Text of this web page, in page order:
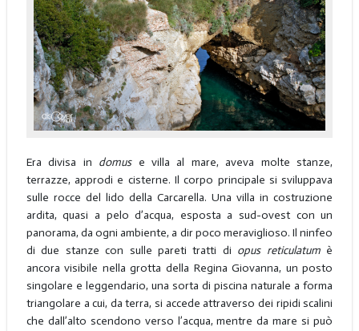
Era divisa in domuse villa al mare, aveva molte stanze,
terrazze, approdi e cisterne. Il corpo principale si sviluppava
sulle rocce del lido della Carcarella. Una villa in costruzione
ardita, quasi a pelo d’acqua, esposta a sud-ovest con un
panorama, da ogni ambiente, a dir poco meraviglioso. Il ninfeo
di due stanze con sulle pareti tratti di opus reticulatumè
ancora visibile nella grotta della Regina Giovanna, un posto
singolare e leggendario, una sorta di piscina naturale a forma
triangolare a cui, da terra, si accede attraverso dei ripidi scalini
che dall’alto scendono verso l’acqua, mentre da mare si può